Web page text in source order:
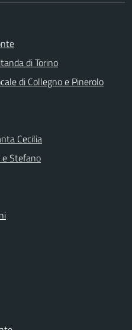
di Torino
di Collegno e Pinerolo
Cecilia
e Stefano